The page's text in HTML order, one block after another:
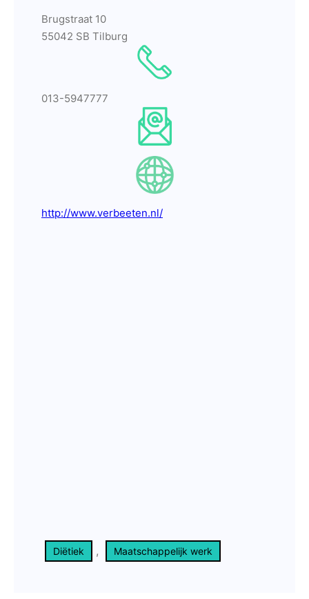
Brugstraat 10
55042 SB Tilburg
013-5947777
http://www.verbeeten.nl/
Diëtiek , Maatschappelijk werk